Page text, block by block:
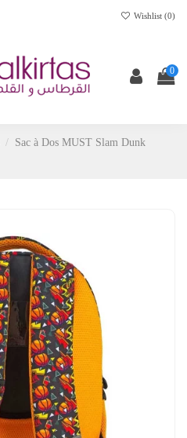
Wishlist (0)
0
Sac à Dos MUST Slam Dunk